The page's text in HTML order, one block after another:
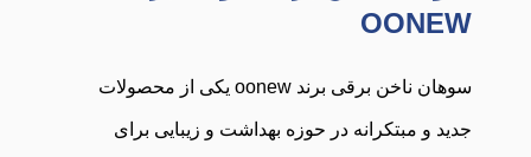
OONEW
سوهان ناخن برقی برند oonew یکی از محصولات
جدید و مبتکرانه در حوزه بهداشت و زیبایی برای